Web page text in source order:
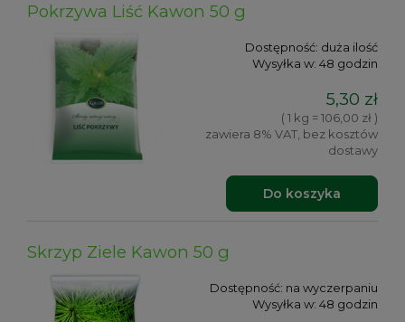
Pokrzywa Liść Kawon 50 g
Dostępność: duża ilość
Wysyłka w: 48 godzin
5,30 zł
( 1 kg = 106,00 zł )
zawiera 8% VAT, bez kosztów
dostawy
Do koszyka
Skrzyp Ziele Kawon 50 g
Dostępność: na wyczerpaniu
Wysyłka w: 48 godzin